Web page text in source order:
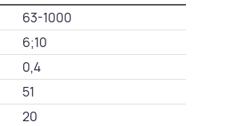
63-1000
6;10
0,4
51
20